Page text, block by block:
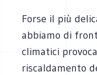
Forse il più
abbiamo di
climatici
riscaldamento